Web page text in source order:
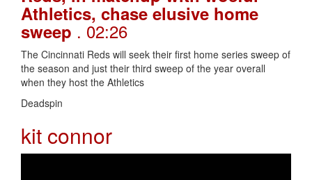
Athletics, chase elusive home
sweep . 02:26
The Cincinnati Reds will seek their first home series sweep of
the season and just their third sweep of the year overall
when they host the Athletics
Deadspin
kit connor